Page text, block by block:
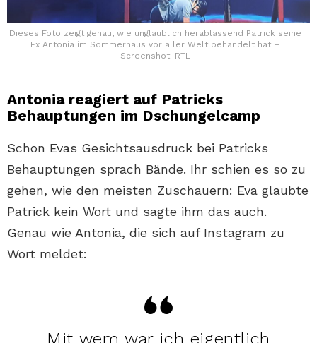
Dieses Foto zeigt genau, wie unglaublich herablassend Patrick seine
Ex Antonia im Sommerhaus vor aller Welt behandelt hat –
Screenshot: RTL
Antonia reagiert auf Patricks
Behauptungen im Dschungelcamp
Schon Evas Gesichtsausdruck bei Patricks
Behauptungen sprach Bände. Ihr schien es so zu
gehen, wie den meisten Zuschauern: Eva glaubte
Patrick kein Wort und sagte ihm das auch.
Genau wie Antonia, die sich auf Instagram zu
Wort meldet:
Mit wem war ich eigentlich